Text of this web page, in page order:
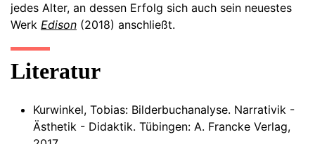
jedes Alter, an dessen Erfolg sich auch sein neuestes
Werk Edison (2018) anschließt.
Literatur
Kurwinkel, Tobias: Bilderbuchanalyse. Narrativik -
Ästhetik - Didaktik. Tübingen: A. Francke Verlag,